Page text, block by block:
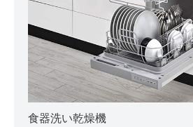
食器洗い乾燥機